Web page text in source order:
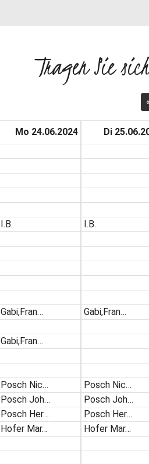
Tragen Sie
«
Mo 24.06.2024
I.B.
Gabi,Fran…
Gabi,Fran…
Posch Nic…
Posch Joh…
Posch Her…
Hofer Mar…
Di
I.B.
Gabi,Fran…
Posch Nic…
Posch Joh…
Posch Her…
Hofer Mar…